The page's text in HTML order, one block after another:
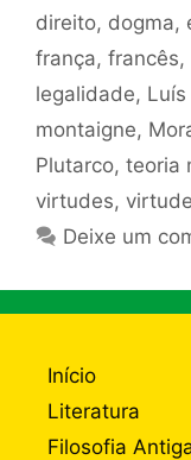
direito, dogma,
frança, francês,
legalidade, Luís
montaigne,
Plutarco, teoria
virtudes, virtude
Deixe um
Início
Literatura
Filosofia